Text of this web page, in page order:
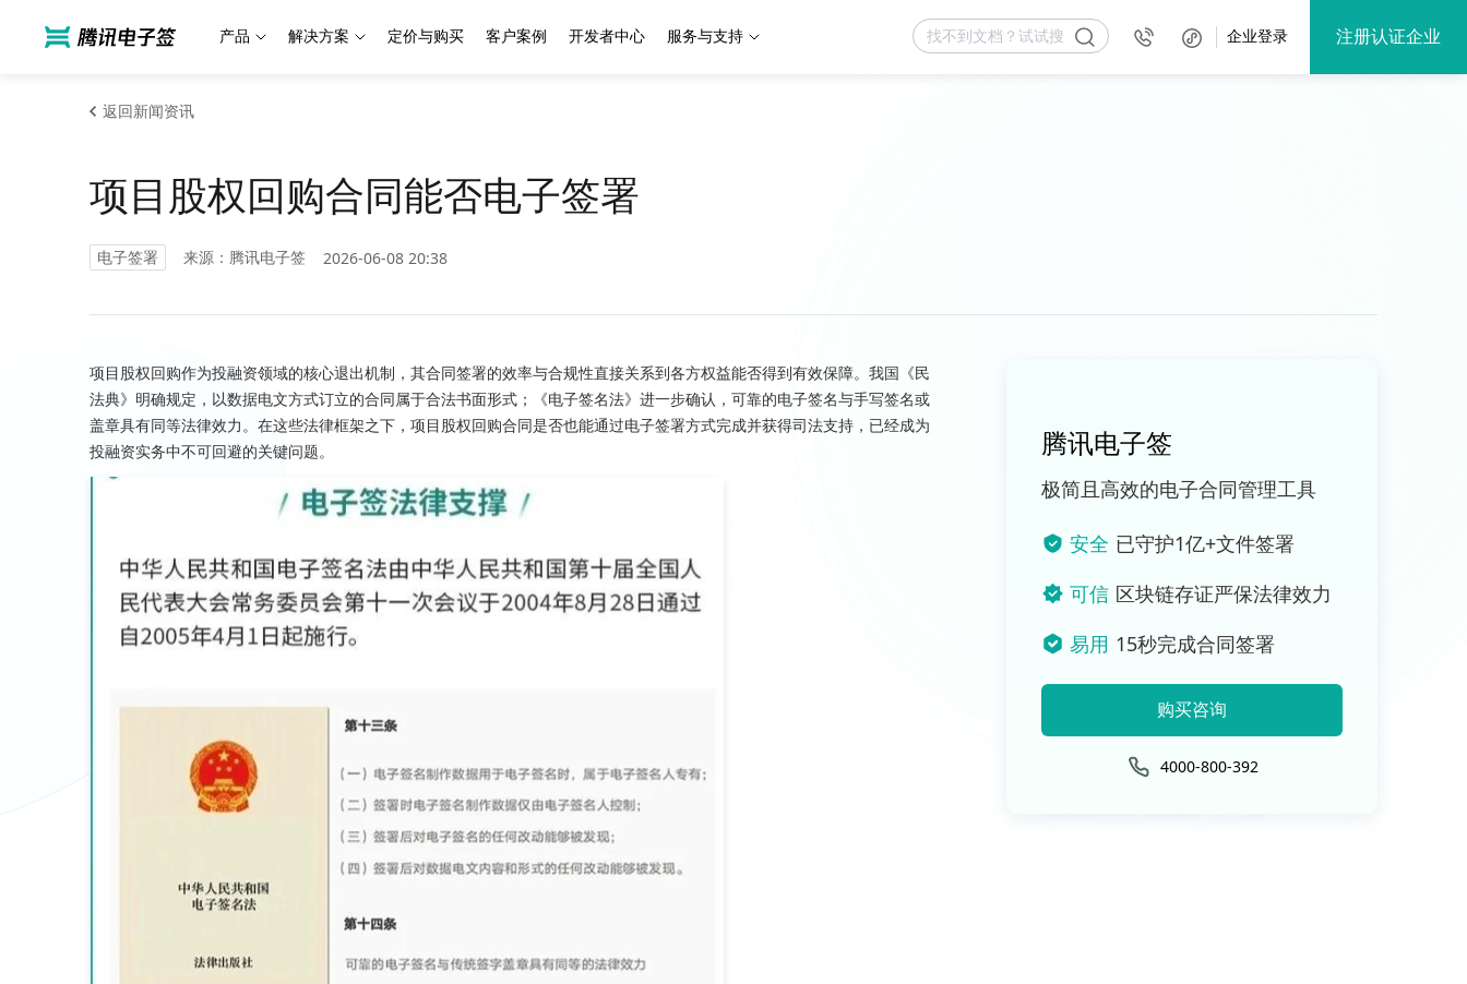
产品 解决方案 定价与购买 客户案例 开发者中心 服务与支持 企业登录 注册认证企业
返回新闻资讯
项目股权回购合同能否电子签署
电子签署 来源：腾讯电子签 2026-06-08 20:38
项目股权回购作为投融资领域的核心退出机制，其合同签署的效率与合规性直接关系到各方权益能否得到有效保障。我国《民
法典》明确规定，以数据电文方式订立的合同属于合法书面形式；《电子签名法》进一步确认，可靠的电子签名与手写签名或
盖章具有同等法律效力。在这些法律框架之下，项目股权回购合同是否也能通过电子签署方式完成并获得司法支持，已经成为
投融资实务中不可回避的关键问题。
腾讯电子签
极简且高效的电子合同管理工具
安全 已守护1亿+文件签署
可信 区块链存证严保法律效力
易用 15秒完成合同签署
购买咨询
4000-800-392